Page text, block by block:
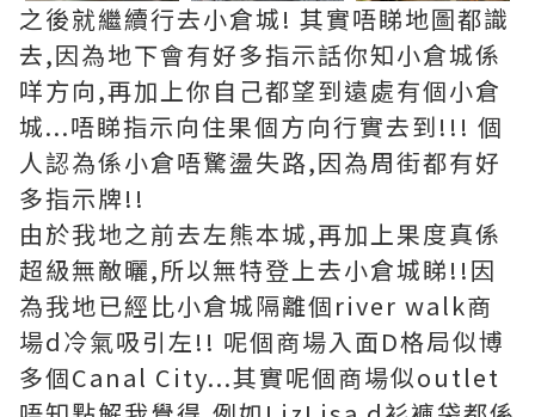
之後就繼續行去小倉城! 其實唔睇地圖都識
去,因為地下會有好多指示話你知小倉城係
咩方向,再加上你自己都望到遠處有個小倉
城...唔睇指示向住果個方向行實去到!!! 個
人認為係小倉唔驚盪失路,因為周街都有好
多指示牌!!
由於我地之前去左熊本城,再加上果度真係
超級無敵曬,所以無特登上去小倉城睇!!因
為我地已經比小倉城隔離個river walk商
場d冷氣吸引左!! 呢個商場入面D格局似博
多個Canal City...其實呢個商場似outlet